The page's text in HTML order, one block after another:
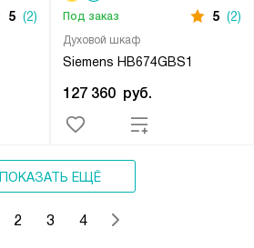
5 (2)
Духовой шкаф
Siemens HB674GBS1
Под заказ 5 (2)
127 360 руб.
ПОКАЗАТЬ ЕЩЁ
2 3 4